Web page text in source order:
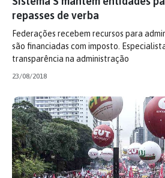
repasses de verba
Federações recebem recursos para
são financiadas com imposto.
transparência na administração
23/08/2018